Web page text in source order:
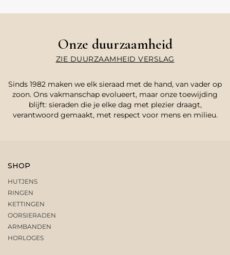
Onze duurzaamheid
ZIE DUURZAAMHEID VERSLAG
Sinds 1982 maken we elk sieraad met de hand, van vader op
zoon. Ons vakmanschap evolueert, maar onze toewijding
blijft: sieraden die je elke dag met plezier draagt,
verantwoord gemaakt, met respect voor mens en milieu.
SHOP
HUTJENS
RINGEN
KETTINGEN
OORSIERADEN
ARMBANDEN
HORLOGES